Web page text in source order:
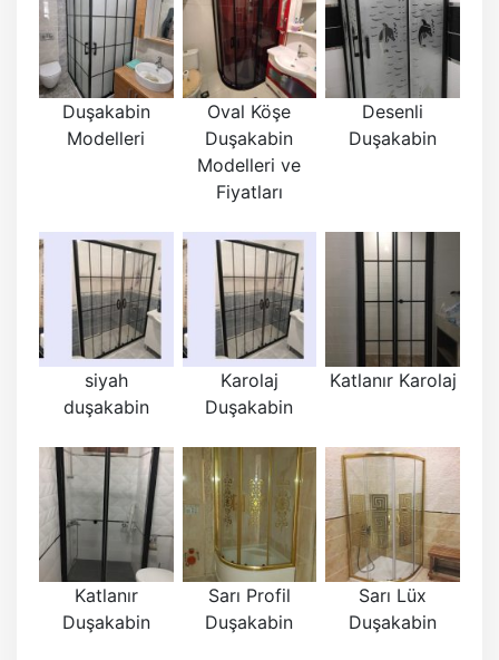
Duşakabin
Modelleri
Oval Köşe
Duşakabin
Modelleri ve
Fiyatları
Desenli
Duşakabin
siyah
duşakabin
Karolaj
Duşakabin
Katlanır Karolaj
Katlanır
Duşakabin
Sarı Profil
Duşakabin
Sarı Lüx
Duşakabin